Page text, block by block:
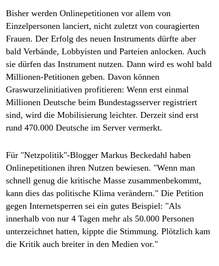
Bisher werden Onlinepetitionen vor allem von
Einzelpersonen lanciert, nicht zuletzt von couragierten
Frauen. Der Erfolg des neuen Instruments dürfte aber
bald Verbände, Lobbyisten und Parteien anlocken. Auch
sie dürfen das Instrument nutzen. Dann wird es wohl bald
Millionen-Petitionen geben. Davon können
Graswurzelinitiativen profitieren: Wenn erst einmal
Millionen Deutsche beim Bundestagsserver registriert
sind, wird die Mobilisierung leichter. Derzeit sind erst
rund 470.000 Deutsche im Server vermerkt.
Für "Netzpolitik"-Blogger Markus Beckedahl haben
Onlinepetitionen ihren Nutzen bewiesen. "Wenn man
schnell genug die kritische Masse zusammenbekommt,
kann dies das politische Klima verändern." Die Petition
gegen Internetsperren sei ein gutes Beispiel: "Als
innerhalb von nur 4 Tagen mehr als 50.000 Personen
unterzeichnet hatten, kippte die Stimmung. Plötzlich kam
die Kritik auch breiter in den Medien vor."